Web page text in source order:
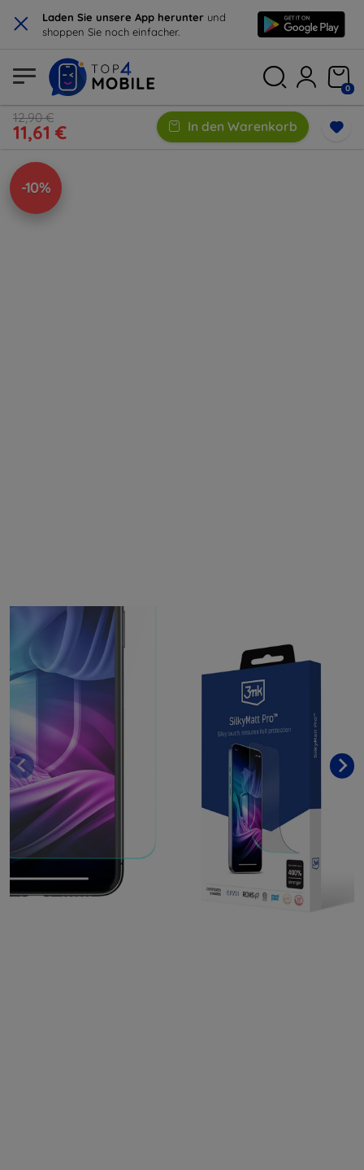
× Laden Sie unsere App herunter und
shoppen Sie noch einfacher.
0
12,90 €
11,61 € In den Warenkorb
-10%